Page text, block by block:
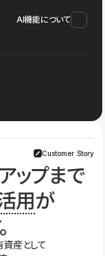
AI機能について
Customer Story
ップまで
用が
産として